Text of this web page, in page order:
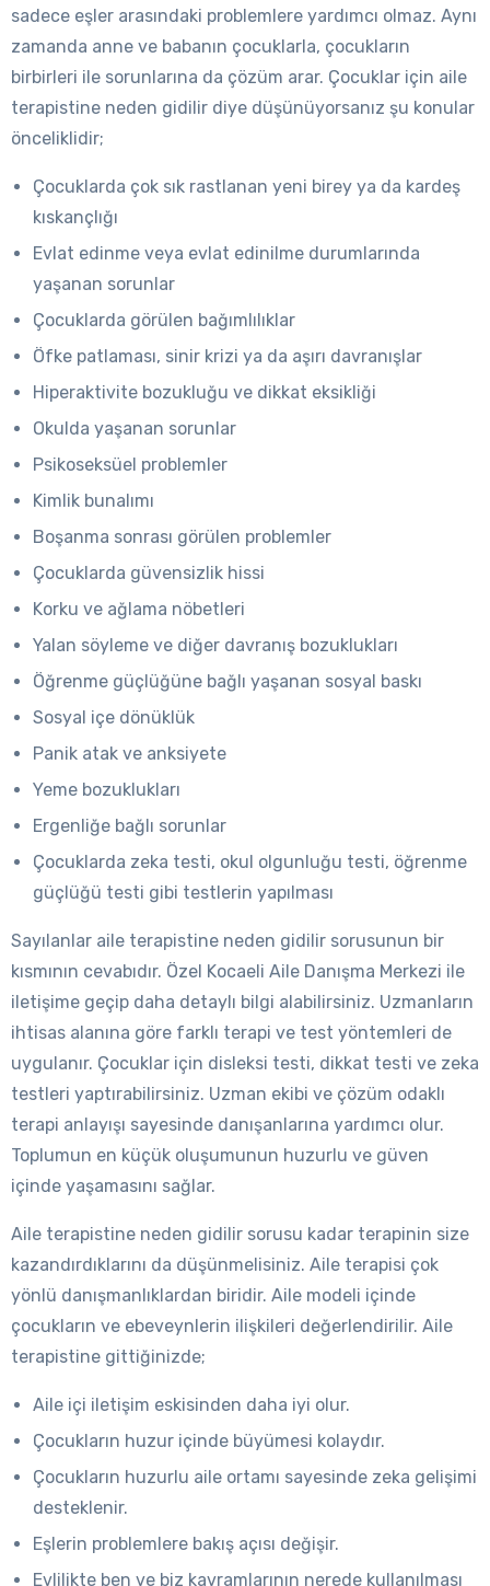
sadece eşler arasındaki problemlere yardımcı olmaz. Aynı
zamanda anne ve babanın çocuklarla, çocukların
birbirleri ile sorunlarına da çözüm arar. Çocuklar için aile
terapistine neden gidilir diye düşünüyorsanız şu konular
önceliklidir;
Çocuklarda çok sık rastlanan yeni birey ya da kardeş
kıskançlığı
Evlat edinme veya evlat edinilme durumlarında
yaşanan sorunlar
Çocuklarda görülen bağımlılıklar
Öfke patlaması, sinir krizi ya da aşırı davranışlar
Hiperaktivite bozukluğu ve dikkat eksikliği
Okulda yaşanan sorunlar
Psikoseksüel problemler
Kimlik bunalımı
Boşanma sonrası görülen problemler
Çocuklarda güvensizlik hissi
Korku ve ağlama nöbetleri
Yalan söyleme ve diğer davranış bozuklukları
Öğrenme güçlüğüne bağlı yaşanan sosyal baskı
Sosyal içe dönüklük
Panik atak ve anksiyete
Yeme bozuklukları
Ergenliğe bağlı sorunlar
Çocuklarda zeka testi, okul olgunluğu testi, öğrenme
güçlüğü testi gibi testlerin yapılması
Sayılanlar aile terapistine neden gidilir sorusunun bir
kısmının cevabıdır. Özel Kocaeli Aile Danışma Merkezi ile
iletişime geçip daha detaylı bilgi alabilirsiniz. Uzmanların
ihtisas alanına göre farklı terapi ve test yöntemleri de
uygulanır. Çocuklar için disleksi testi, dikkat testi ve zeka
testleri yaptırabilirsiniz. Uzman ekibi ve çözüm odaklı
terapi anlayışı sayesinde danışanlarına yardımcı olur.
Toplumun en küçük oluşumunun huzurlu ve güven
içinde yaşamasını sağlar.
Aile terapistine neden gidilir sorusu kadar terapinin size
kazandırdıklarını da düşünmelisiniz. Aile terapisi çok
yönlü danışmanlıklardan biridir. Aile modeli içinde
çocukların ve ebeveynlerin ilişkileri değerlendirilir. Aile
terapistine gittiğinizde;
Aile içi iletişim eskisinden daha iyi olur.
Çocukların huzur içinde büyümesi kolaydır.
Çocukların huzurlu aile ortamı sayesinde zeka gelişimi
desteklenir.
Eşlerin problemlere bakış açısı değişir.
Evlilikte ben ve biz kavramlarının nerede kullanılması